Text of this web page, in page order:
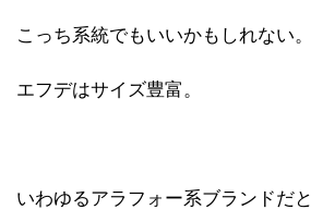
こっち系統でもいいかもしれない。
エフデはサイズ豊富。
いわゆるアラフォー系ブランドだと